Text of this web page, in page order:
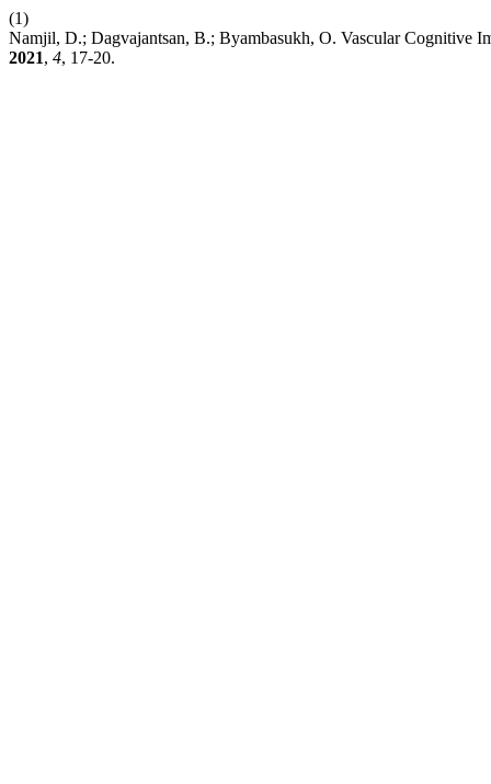
(1)
Namjil, D.; Dagvajantsan, B.; Byambasukh, O. Vascular Cognitive
2021, 4, 17-20.